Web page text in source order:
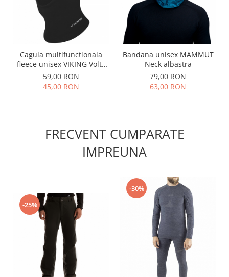
Cagula multifunctionala
fleece unisex VIKING Volta
negru
59,00 RON
45,00 RON
Bandana unisex MAMMUT
Neck albastra
79,00 RON
63,00 RON
FRECVENT CUMPARATE
IMPREUNA
-25%
-30%